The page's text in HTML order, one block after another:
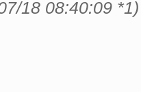
18 08:40:09 *1)